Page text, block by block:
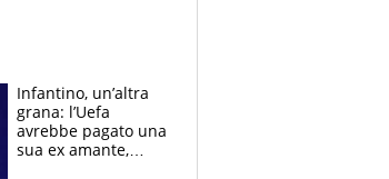
Infantino, un’altra
grana: l’Uefa
avrebbe pagato una
sua ex amante,